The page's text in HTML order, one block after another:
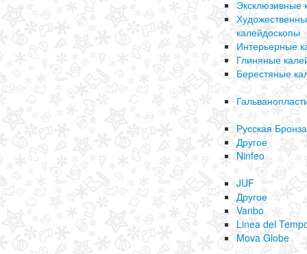
Эксклюзивные
калейдоскопы
Интерьерные
Глиняные
Берестяные
Русская Бронза
Другое
Ninfeo
JUF
Другое
Vanbo
Linea del
Mova Globe